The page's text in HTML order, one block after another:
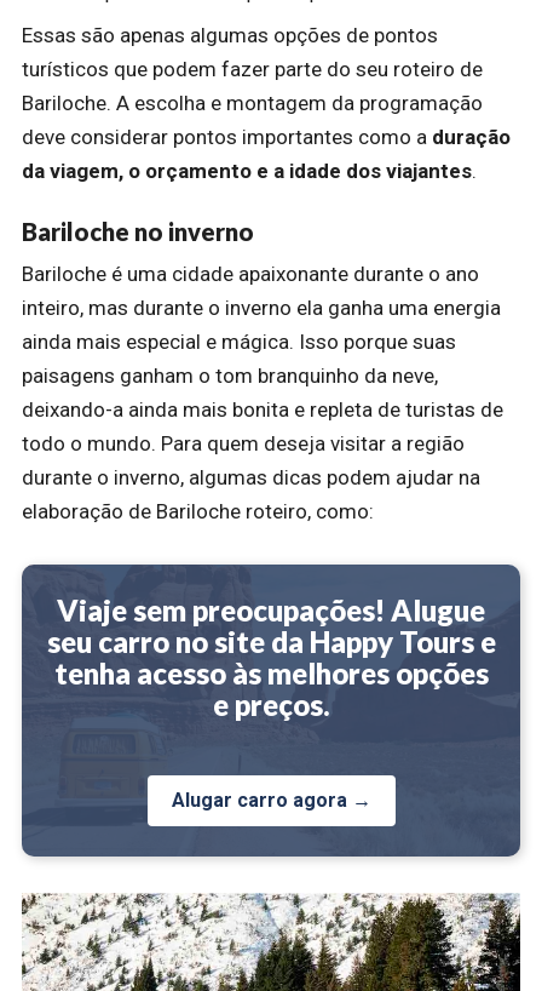
Essas são apenas algumas opções de pontos
turísticos que podem fazer parte do seu roteiro de
Bariloche. A escolha e montagem da programação
deve considerar pontos importantes como a duração
da viagem, o orçamento e a idade dos viajantes.
Bariloche no inverno
Bariloche é uma cidade apaixonante durante o ano
inteiro, mas durante o inverno ela ganha uma energia
ainda mais especial e mágica. Isso porque suas
paisagens ganham o tom branquinho da neve,
deixando-a ainda mais bonita e repleta de turistas de
todo o mundo. Para quem deseja visitar a região
durante o inverno, algumas dicas podem ajudar na
elaboração de Bariloche roteiro, como:
Viaje sem preocupações! Alugue
seu carro no site da Happy Tours e
tenha acesso às melhores opções
e preços.
Alugar carro agora →